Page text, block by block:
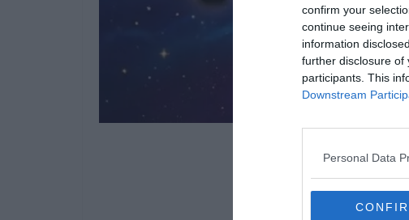
confirm your
continue seeing
information
further disclosure of
participants. This
Downstream
Personal Data